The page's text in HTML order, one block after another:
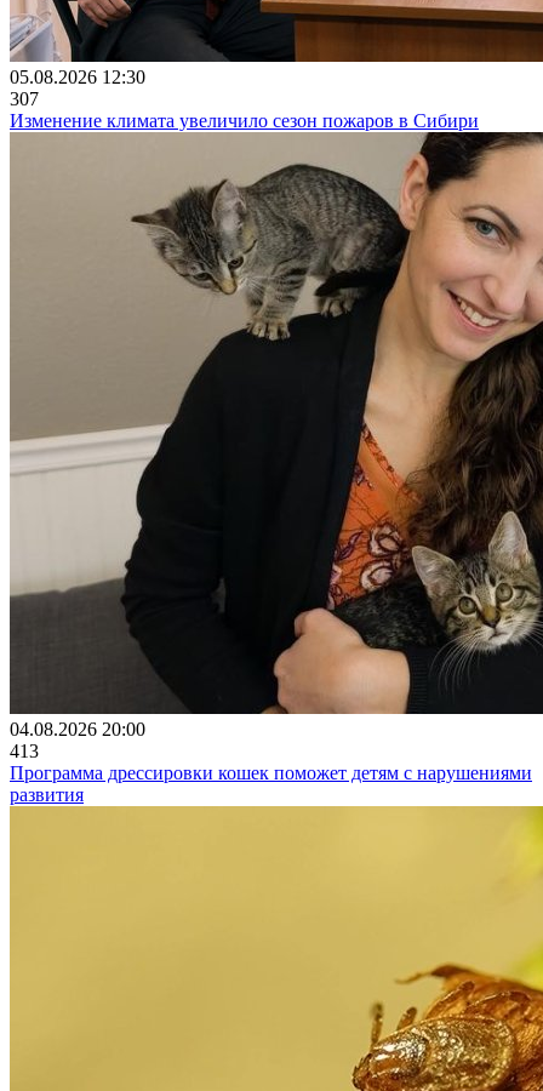
05.08.2026 12:30
307
Изменение климата увеличило сезон пожаров в Сибири
04.08.2026 20:00
413
Программа дрессировки кошек поможет детям с нарушениями
развития